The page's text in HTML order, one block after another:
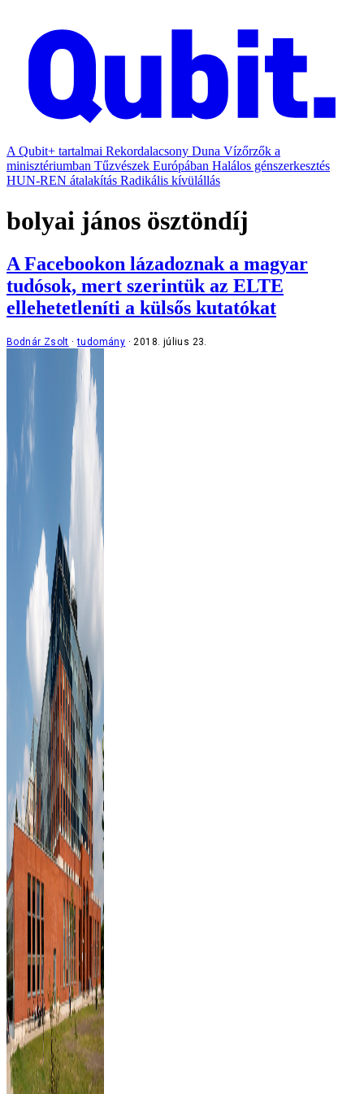
A Qubit+ tartalmai Rekordalacsony Duna Vízőrzők a
minisztériumban Tűzvészek Európában Halálos génszerkesztés
HUN-REN átalakítás Radikális kívülállás
bolyai jános ösztöndíj
A Facebookon lázadoznak a magyar
tudósok, mert szerintük az ELTE
ellehetetleníti a külsős kutatókat
Bodnár Zsolt tudomány 2018. július 23.